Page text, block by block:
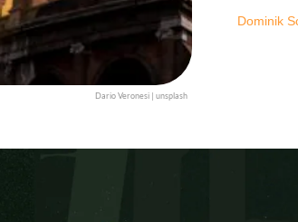
Dario Veronesi | unsplash
Dominik